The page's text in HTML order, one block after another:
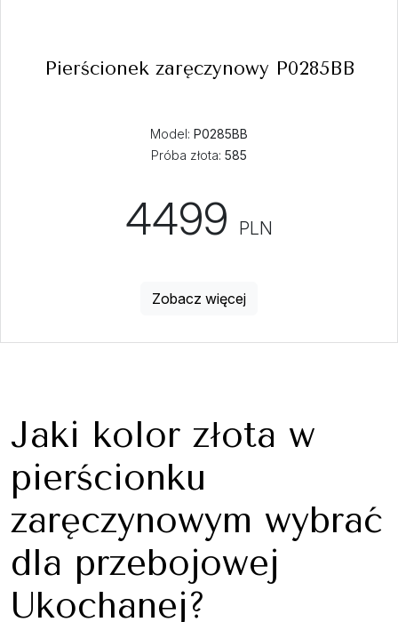
Pierścionek zaręczynowy P0285BB
Model: P0285BB
Próba złota: 585
4499 PLN
Zobacz więcej
Jaki kolor złota w
pierścionku
zaręczynowym wybrać
dla przebojowej
Ukochanej?